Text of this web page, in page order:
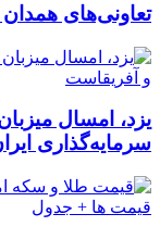
تعاونی‌های همدان ۱۹ هزار فرصت شغلی ایجاد کرده‌اند
یزد، امسال
سرمایه‌گذاری